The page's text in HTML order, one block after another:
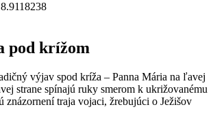
pod krížom
výjav spod kríža – Panna Mária na ľavej
strane spínajú ruky smerom k ukrižovanému
znázornení traja vojaci, žrebujúci o Ježišov